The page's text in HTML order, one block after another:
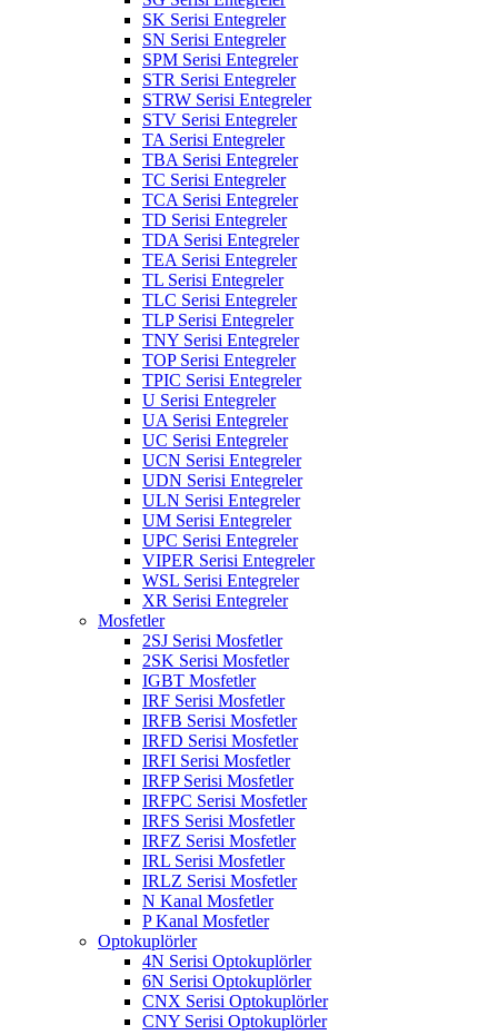
SK Serisi Entegreler
SN Serisi Entegreler
SPM Serisi Entegreler
STR Serisi Entegreler
STRW Serisi Entegreler
STV Serisi Entegreler
TA Serisi Entegreler
TBA Serisi Entegreler
TC Serisi Entegreler
TCA Serisi Entegreler
TD Serisi Entegreler
TDA Serisi Entegreler
TEA Serisi Entegreler
TL Serisi Entegreler
TLC Serisi Entegreler
TLP Serisi Entegreler
TNY Serisi Entegreler
TOP Serisi Entegreler
TPIC Serisi Entegreler
U Serisi Entegreler
UA Serisi Entegreler
UC Serisi Entegreler
UCN Serisi Entegreler
UDN Serisi Entegreler
ULN Serisi Entegreler
UM Serisi Entegreler
UPC Serisi Entegreler
VIPER Serisi Entegreler
WSL Serisi Entegreler
XR Serisi Entegreler
Mosfetler
2SJ Serisi Mosfetler
2SK Serisi Mosfetler
IGBT Mosfetler
IRF Serisi Mosfetler
IRFB Serisi Mosfetler
IRFD Serisi Mosfetler
IRFI Serisi Mosfetler
IRFP Serisi Mosfetler
IRFPC Serisi Mosfetler
IRFS Serisi Mosfetler
IRFZ Serisi Mosfetler
IRL Serisi Mosfetler
IRLZ Serisi Mosfetler
N Kanal Mosfetler
P Kanal Mosfetler
Optokuplörler
4N Serisi Optokuplörler
6N Serisi Optokuplörler
CNX Serisi Optokuplörler
CNY Serisi Optokuplörler